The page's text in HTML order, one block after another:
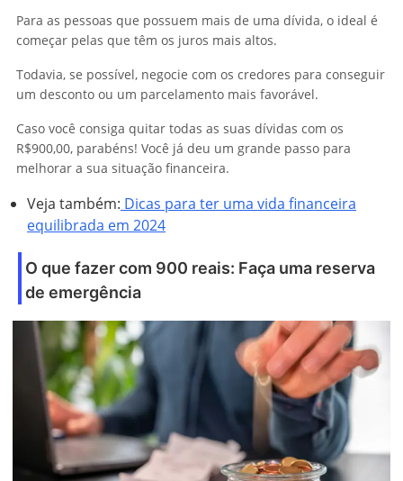
Para as pessoas que possuem mais de uma dívida, o ideal é
começar pelas que têm os juros mais altos.
Todavia, se possível, negocie com os credores para conseguir
um desconto ou um parcelamento mais favorável.
Caso você consiga quitar todas as suas dívidas com os
R$900,00, parabéns! Você já deu um grande passo para
melhorar a sua situação financeira.
Veja também: Dicas para ter uma vida financeira
equilibrada em 2024
O que fazer com 900 reais: Faça uma reserva
de emergência